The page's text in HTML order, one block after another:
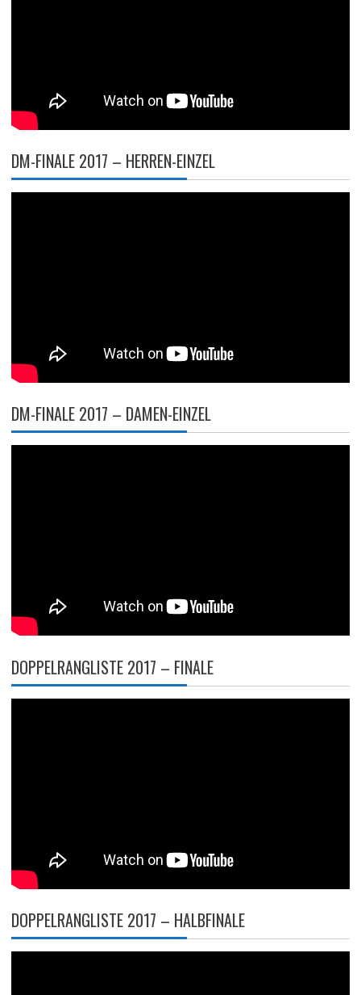
DM-FINALE 2017 – HERREN-EINZEL
DM-FINALE 2017 – DAMEN-EINZEL
DOPPELRANGLISTE 2017 – FINALE
DOPPELRANGLISTE 2017 – HALBFINALE